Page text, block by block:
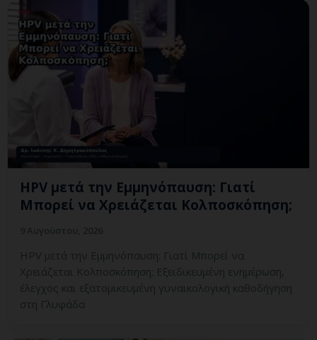
HPV μετά την Εμμηνόπαυση: Γιατί
Μπορεί να Χρειάζεται Κολποσκόπηση;
HPV μετά την Εμμηνόπαυση: Γιατί Μπορεί να
Χρειάζεται Κολποσκόπηση; Εξειδικευμένη ενημέρωση,
έλεγχος και εξατομικευμένη γυναικολογική καθοδήγηση
στη Γλυφάδα